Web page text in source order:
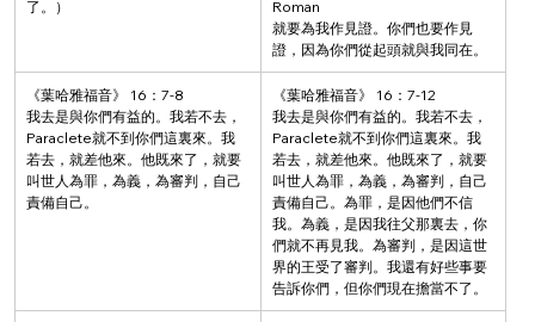
了。）
Roman
就要為我作見證。你們也要作見
證，因為你們從起頭就與我同在。
《葉哈雅福音》 16：7-8
我去是與你們有益的。我若不去，
Paraclete就不到你們這裏來。我
若去，就差他來。他既來了，就要
叫世人為罪，為義，為審判，自己
責備自己。
《葉哈雅福音》 16：7-12
我去是與你們有益的。我若不去，
Paraclete就不到你們這裏來。我
若去，就差他來。他既來了，就要
叫世人為罪，為義，為審判，自己
責備自己。為罪，是因他們不信
我。為義，是因我往父那裏去，你
們就不再見我。為審判，是因這世
界的王受了審判。我還有好些事要
告訴你們，但你們現在擔當不了。